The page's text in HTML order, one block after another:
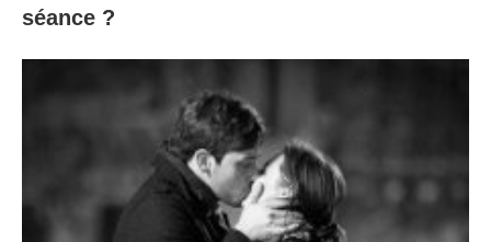
séance ?